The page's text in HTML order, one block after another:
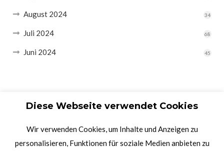
August 2024 34
Juli 2024 68
Juni 2024 45
Diese Webseite verwendet Cookies
Wir verwenden Cookies, um Inhalte und Anzeigen zu
personalisieren, Funktionen für soziale Medien anbieten zu